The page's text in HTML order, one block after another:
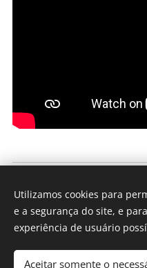
Todos os
Utilizamos cookies para
e a segurança do site, e
experiência de usuário
Aceitar somente o